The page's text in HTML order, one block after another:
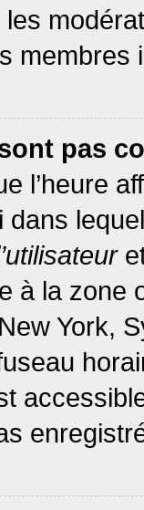
membres
pas
l’heure
dans
à la
York,